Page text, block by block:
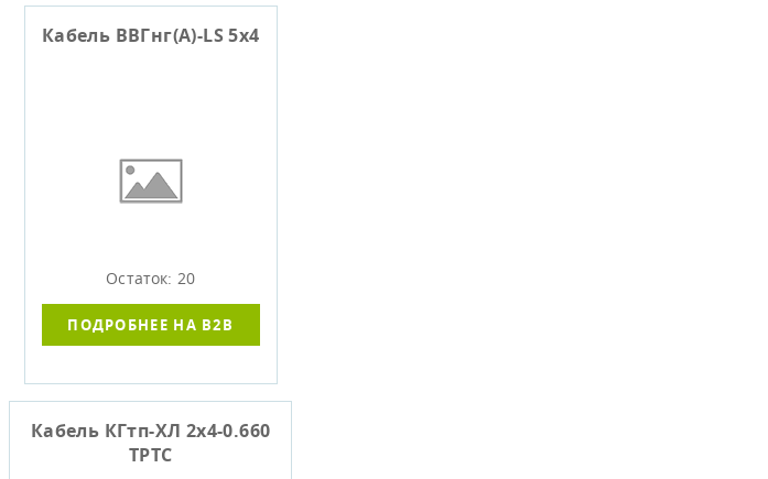
Кабель ВВГнг(А)-LS 5х4
Остаток: 20
ПОДРОБНЕЕ НА B2B
Кабель КГтп-ХЛ 2х4-0.660
ТРТС